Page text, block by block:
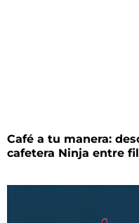
Café a tu manera:
cafetera Ninja entre